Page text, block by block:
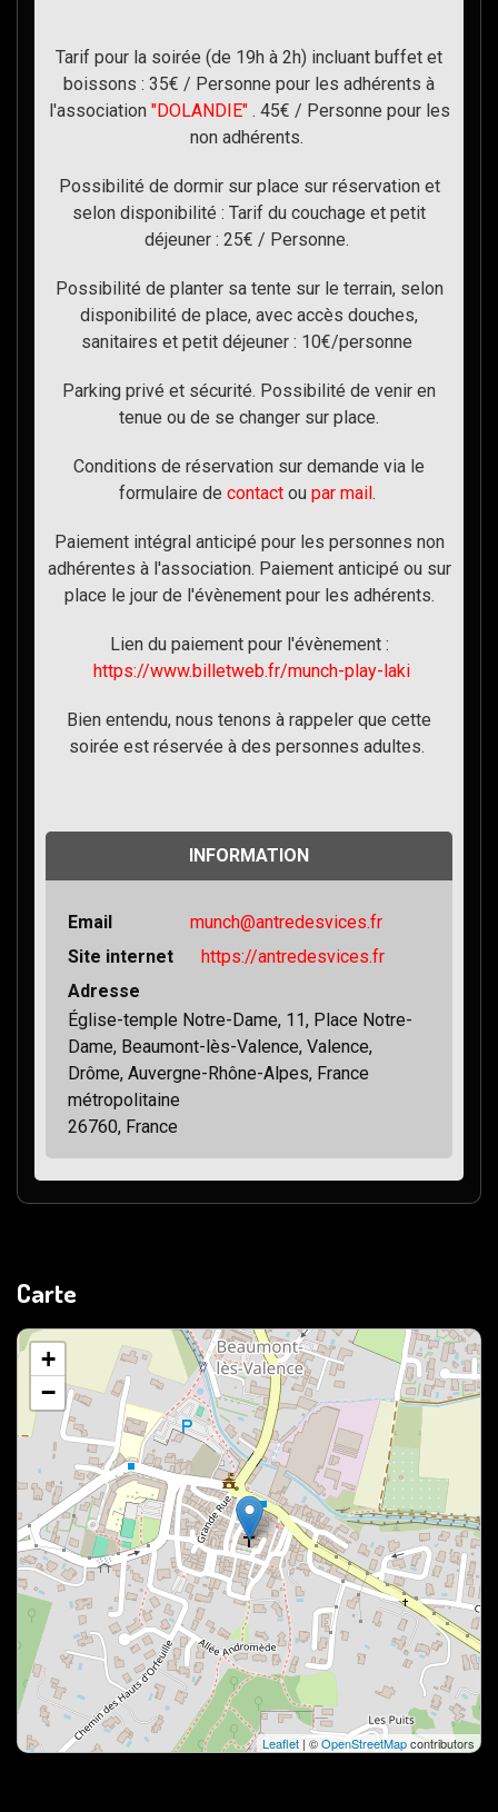
Tarif pour la soirée (de 19h à 2h) incluant buffet et
boissons : 35€ / Personne pour les adhérents à
l'association "DOLANDIE". 45€ / Personne pour les
non adhérents.
Possibilité de dormir sur place sur réservation et
selon disponibilité : Tarif du couchage et petit
déjeuner : 25€ / Personne.
Possibilité de planter sa tente sur le terrain, selon
disponibilité de place, avec accès douches,
sanitaires et petit déjeuner : 10€/personne
Parking privé et sécurité. Possibilité de venir en
tenue ou de se changer sur place.
Conditions de réservation sur demande via le
formulaire de contactou par mail.
Paiement intégral anticipé pour les personnes non
adhérentes à l'association. Paiement anticipé ou sur
place le jour de l'évènement pour les adhérents.
Lien du paiement pour l'évènement :
https://www.billetweb.fr/munch-play-laki
Bien entendu, nous tenons à rappeler que cette
soirée est réservée à des personnes adultes.
INFORMATION
Email
munch@antredesvices.fr
Site internet
https://antredesvices.fr
Adresse
Église-temple Notre-Dame, 11, Place Notre-
Dame, Beaumont-lès-Valence, Valence,
Drôme, Auvergne-Rhône-Alpes, France
métropolitaine
26760, France
Carte
+
−
Leaflet | ©OpenStreetMapcontributors